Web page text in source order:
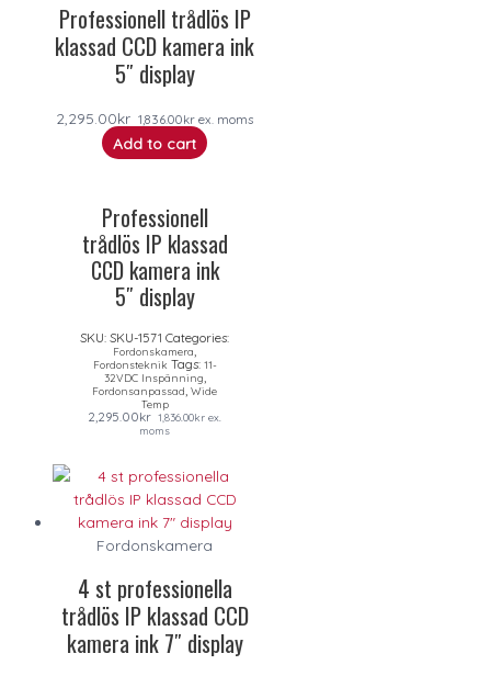
Professionell trådlös IP
klassad CCD kamera ink
5″ display
2,295.00kr 1,836.00kr ex. moms
Add to cart
Professionell
trådlös IP klassad
CCD kamera ink
5″ display
SKU: SKU-1571 Categories:
Fordonskamera,
Fordonsteknik Tags: 11-
32VDC Inspänning
Fordonsanpassad Wide
Temp
2,295.00kr 1,836.00kr ex.
moms
Fordonskamera
4 st professionella
trådlös IP klassad CCD
kamera ink 7″ display